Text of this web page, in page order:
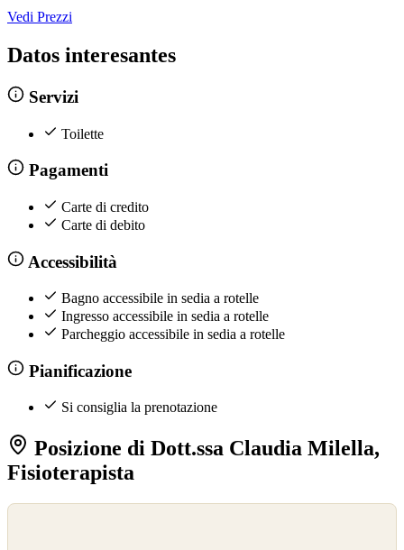
Vedi Prezzi
Datos interesantes
Servizi
Toilette
Pagamenti
Carte di credito
Carte di debito
Accessibilità
Bagno accessibile in sedia a rotelle
Ingresso accessibile in sedia a rotelle
Parcheggio accessibile in sedia a rotelle
Pianificazione
Si consiglia la prenotazione
Posizione di Dott.ssa Claudia Milella,
Fisioterapista